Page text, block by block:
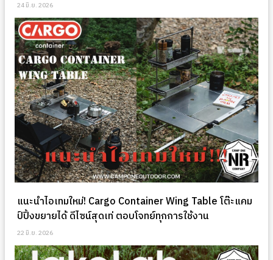
24 มิ.ย. 2026
แนะนำไอเทมใหม่! Cargo Container Wing Table โต๊ะแคม
ป์ปิ้งขยายได้ ดีไซน์สุดเท่ ตอบโจทย์ทุกการใช้งาน
22 มิ.ย. 2026